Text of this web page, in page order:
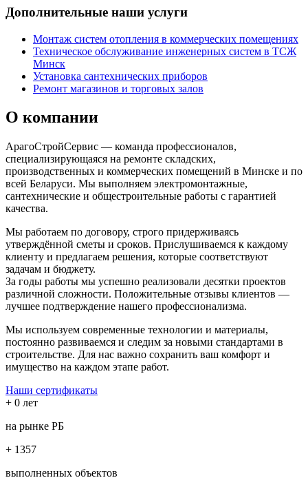
Дополнительные наши услуги
Монтаж систем отопления в коммерческих помещениях
Техническое обслуживание инженерных систем в ТСЖ
Минск
Установка сантехнических приборов
Ремонт магазинов и торговых залов
О компании
АрагоСтройСервис — команда профессионалов,
специализирующаяся на ремонте складских,
производственных и коммерческих помещений в Минске и по
всей Беларуси. Мы выполняем электромонтажные,
сантехнические и общестроительные работы с гарантией
качества.
Мы работаем по договору, строго придерживаясь
утверждённой сметы и сроков. Прислушиваемся к каждому
клиенту и предлагаем решения, которые соответствуют
задачам и бюджету.
За годы работы мы успешно реализовали десятки проектов
различной сложности. Положительные отзывы клиентов —
лучшее подтверждение нашего профессионализма.
Мы используем современные технологии и материалы,
постоянно развиваемся и следим за новыми стандартами в
строительстве. Для нас важно сохранить ваш комфорт и
имущество на каждом этапе работ.
Наши сертификаты
+ 0 лет
на рынке РБ
+ 1357
выполненных объектов